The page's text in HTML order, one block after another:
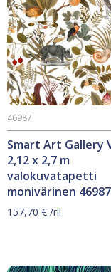
Smart Art Gallery
2,12 x 2,7 m
valokuvatapetti
monivärinen 46987
46987
157,70 € /rll